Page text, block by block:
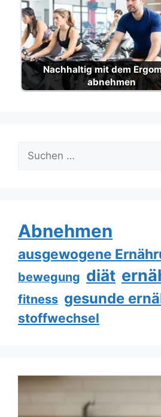
Nachhaltig mit dem
abnehmen
nach:
Abnehmen
ausgewogene
bewegung diät
fitness gesunde
stoffwechsel